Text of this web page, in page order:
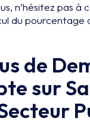
n’hésitez pas à
du pourcentage
de
sur